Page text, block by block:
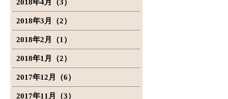
2018年4月（3）
2018年3月（2）
2018年2月（1）
2018年1月（2）
2017年12月（6）
2017年11月（3）